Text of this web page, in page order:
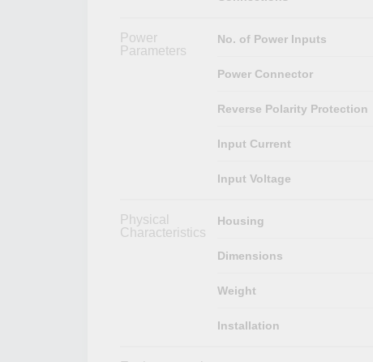
Power
Parameters
No. of Power Inputs
Power Connector
Reverse Polarity Protection
Input Current
Input Voltage
Physical
Characteristics
Housing
Dimensions
Weight
Installation